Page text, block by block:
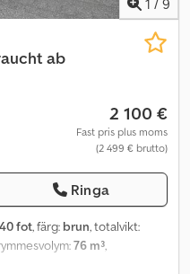
1 / 9
ab
2 100 €
Fast pris plus moms
(2 499 € brutto)
Ringa
40 fot, färg: brun, totalvikt:
76 m³,
längd: